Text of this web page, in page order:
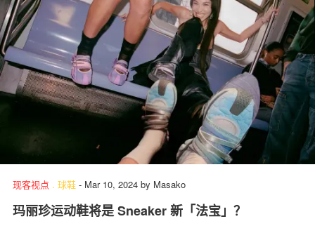
现客视点 . 球鞋 - Mar 10, 2024 by Masako
玛丽珍运动鞋将是 Sneaker 新「法宝」？